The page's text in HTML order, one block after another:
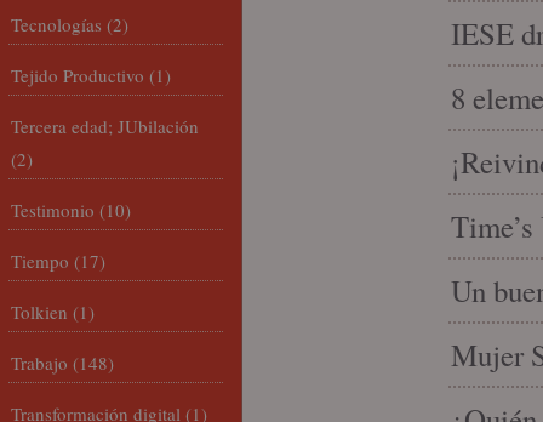
IESE
8
Un
Mujer
Tecnologías (2)
Tejido Productivo (1)
Tercera edad; JUbilación
(2)
Testimonio (10)
Tiempo (17)
Tolkien (1)
Trabajo (148)
Transformación digital (1)